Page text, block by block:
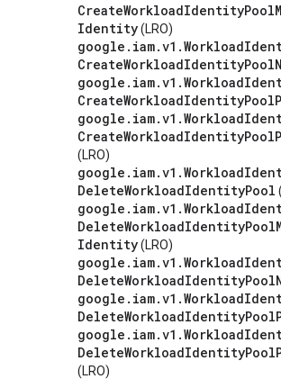
CreateWorkloadIdentityPool
Identity(LRO)
google . iam.v1 .Workload
CreateWorkloadIdentityPool
google . iam.v1 .Workload
CreateWorkloadIdentityPool
google . iam.v1 .Workload
CreateWorkloadIdentityPool
(LRO)
google . iam.v1 .Workload
DeleteWorkloadIdentityPool
google . iam.v1 .Workload
DeleteWorkloadIdentityPool
Identity(LRO)
google . iam.v1 .Workload
DeleteWorkloadIdentityPool
google . iam.v1 .Workload
DeleteWorkloadIdentityPool
google . iam.v1 .Workload
DeleteWorkloadIdentityPool
(LRO)